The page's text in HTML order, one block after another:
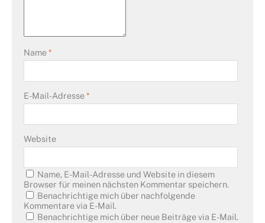
Name*
E-Mail-Adresse*
Website
Name, E-Mail-Adresse und Website in diesem
Browser für meinen nächsten Kommentar speichern.
Benachrichtige mich über nachfolgende
Kommentare via E-Mail.
Benachrichtige mich über neue Beiträge via E-Mail.